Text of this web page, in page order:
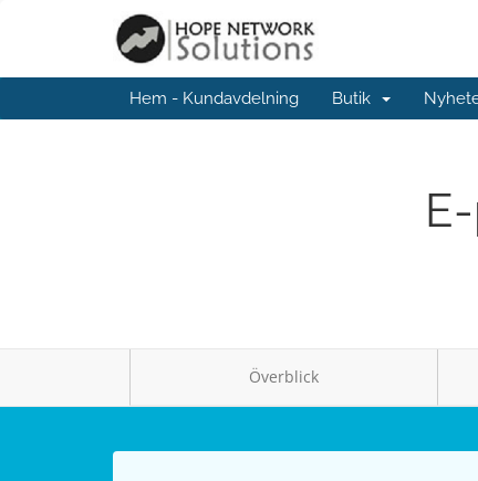
Hem - Kundavdelning Butik
Överblick